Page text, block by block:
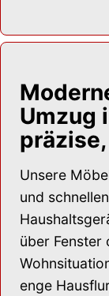
Umzug
Unsere
und
über Fenster
enge